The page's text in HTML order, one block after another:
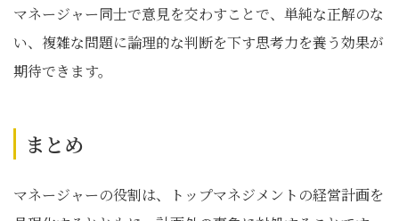
マネージャー同士で意見を交わすことで、単純な正解のな
い、複雑な問題に論理的な判断を下す思考力を養う効果が
期待できます。
まとめ
マネージャーの役割は、トップマネジメントの経営計画を